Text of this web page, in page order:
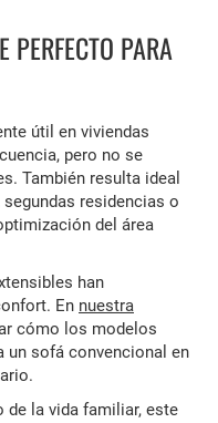
PERFECTO PARA
útil en viviendas
pero no se
También resulta ideal
residencias o
del área
han
En nuestra
cómo los modelos
un sofá convencional en
de la vida familiar, este